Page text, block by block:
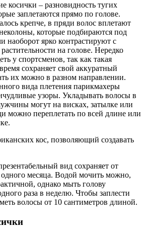
косички – разновидность тугих
заплетаются прямо по голове.
крепче, в пряди волос вплетают
которые подбираются под
наоборот ярко контрастируют с
на голове. Нередко
у спортсменов, так как такая
сохраняет свой аккуратный
их можно в разном направлении.
вида плетения парикмахеры
узоры. Укладывать волосы в
могут на висках, затылке или
можно переплетать по всей длине или
кос, позволяющий создавать
вид сохраняет от
одного месяца. Водой мочить можно,
однако мыть голову
раза в неделю. Чтобы заплести
волосы от 10 сантиметров длиной.